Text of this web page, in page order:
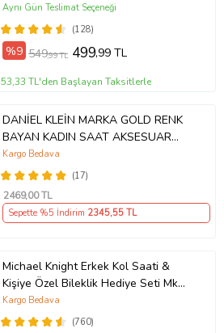
(128)
Aynı Gün Teslimat Seçeneği
%9 549,99 TL 499,99 TL
53,33 TL'den Başlayan Taksitlerle
DANİEL KLEİN MARKA GOLD RENK
BAYAN KADIN SAAT AKSESUAR
BİLEKLİK HEDİYELİ
(17)
Kargo Bedava
2469,00 TL
Sepette %5 İndirim 2345,55 TL
Michael Knight Erkek Kol Saati &
Kişiye Özel Bileklik Hediye Seti Mk
SiyahİçiGümüş
(760)
Kargo Bedava